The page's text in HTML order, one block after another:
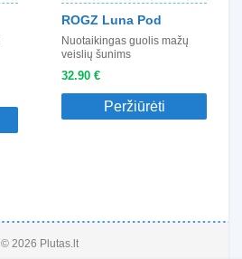
ROGZ Luna Pod
Nuotaikingas guolis mažų
veislių šunims
32.90 €
Peržiūrėti
© 2026 Plutas.lt